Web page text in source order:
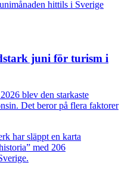
juni för turism i
blev den starkaste
Det beror på flera faktorer